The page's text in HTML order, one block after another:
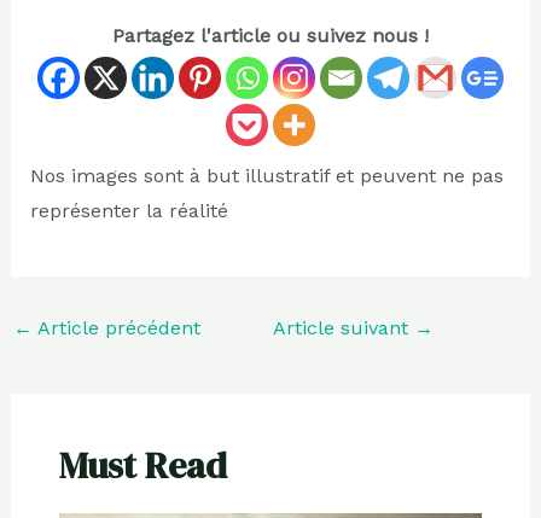
Partagez l'article ou suivez nous !
Nos images sont à but illustratif et peuvent ne pas
représenter la réalité
← Article précédent Article suivant →
Must Read